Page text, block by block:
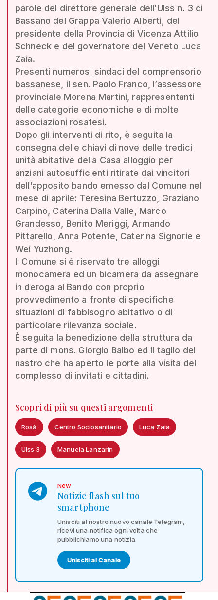
parole del direttore generale dell’Ulss n. 3 di
Bassano del Grappa Valerio Alberti, del
presidente della Provincia di Vicenza Attilio
Schneck e del governatore del Veneto Luca
Zaia.
Presenti numerosi sindaci del comprensorio
bassanese, il sen. Paolo Franco, l’assessore
provinciale Morena Martini, rappresentanti
delle categorie economiche e di molte
associazioni rosatesi.
Dopo gli interventi di rito, è seguita la
consegna delle chiavi di nove delle tredici
unità abitative della Casa alloggio per
anziani autosufficienti ritirate dai vincitori
dell’apposito bando emesso dal Comune nel
mese di aprile: Teresina Bertuzzo, Graziano
Carpino, Caterina Dalla Valle, Marco
Grandesso, Benito Meriggi, Armando
Pittarello, Anna Potente, Caterina Signorie e
Wei Yuzhong.
Il Comune si è riservato tre alloggi
monocamera ed un bicamera da assegnare
in deroga al Bando con proprio
provvedimento a fronte di specifiche
situazioni di fabbisogno abitativo o di
particolare rilevanza sociale.
È seguita la benedizione della struttura da
parte di mons. Giorgio Balbo ed il taglio del
nastro che ha aperto le porte alla visita del
complesso di invitati e cittadini.
Scopri di più su questi argomenti
Rosà Centro Sociosanitario Luca Zaia
Ulss 3 Manuela Lanzarin
New
Notizie flash sul tuo
smartphone
Unisciti al nostro nuovo canale Telegram,
ricevi una notifica ogni volta che
pubblichiamo una notizia.
Unisciti al Canale